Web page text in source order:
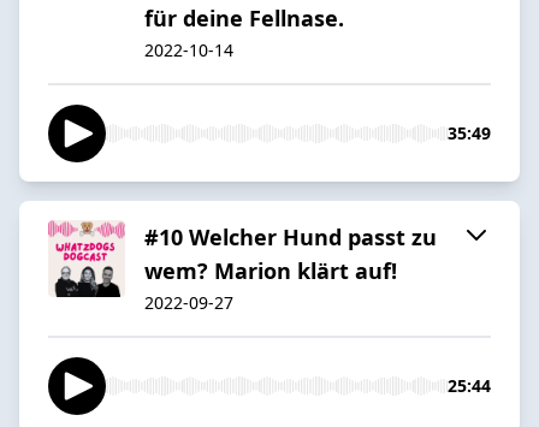
für deine Fellnase.
2022-10-14
35:49
#10 Welcher Hund passt zu
wem? Marion klärt auf!
2022-09-27
25:44